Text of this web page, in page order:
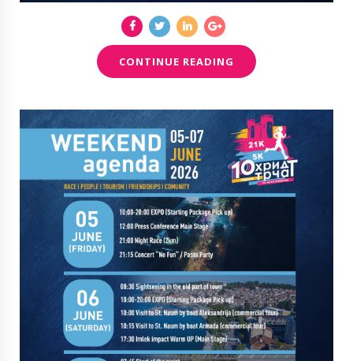
CONTINUE READING